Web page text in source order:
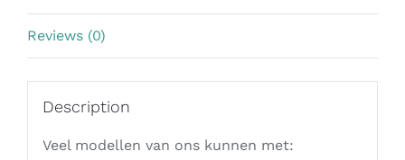
Reviews (0)
Description
Veel modellen van ons kunnen met: